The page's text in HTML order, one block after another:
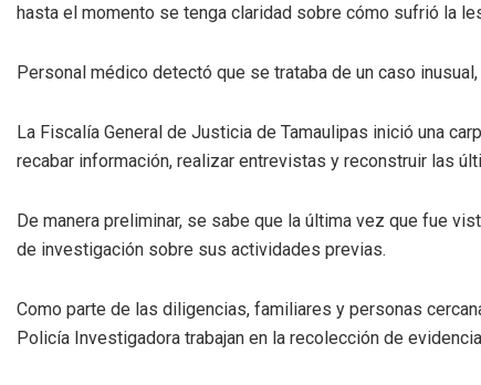
hasta el momento se tenga claridad sobre cómo sufrió la
Personal médico detectó que se trataba de un caso
La Fiscalía General de Justicia de Tamaulipas inició una
recabar información, realizar entrevistas y reconstruir las
De manera preliminar, se sabe que la última vez que fue
de investigación sobre sus actividades previas.
Como parte de las diligencias, familiares y personas
Policía Investigadora trabajan en la recolección de